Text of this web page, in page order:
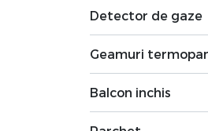
Detector de gaze
Geamuri
Balcon inchis